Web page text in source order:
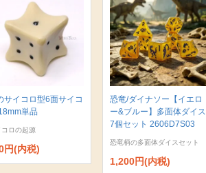
サイコロ型6面サイコ
単品
コロの起源
円(内税)
恐竜/ダイナソー【イエロ
ー&ブルー】多面体ダイス
7個セット 2606D7S03
恐竜柄の多面体ダイスセット
1,200円(内税)